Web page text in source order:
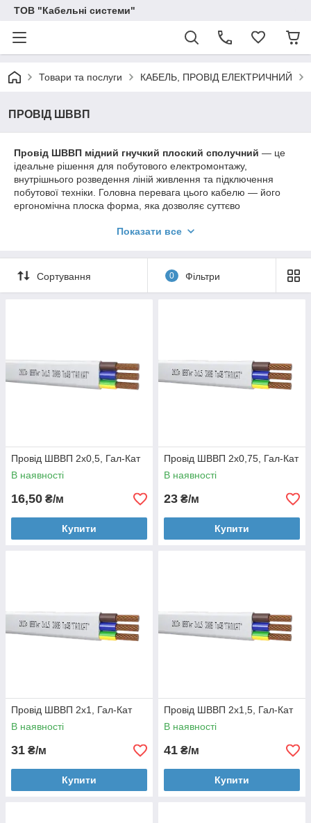
ТОВ "Кабельні системи"
Товари та послуги КАБЕЛЬ, ПРОВІД ЕЛЕКТРИЧНИЙ
ПРОВІД ШВВП
Провід ШВВП мідний гнучкий плоский сполучний — це
ідеальне рішення для побутового електромонтажу,
внутрішнього розведення ліній живлення та підключення
побутової техніки. Головна перевага цього кабелю — його
ергономічна плоска форма, яка дозволяє суттєво
стін під штукатурку, за гіпсокартоном, у плінтусах чи
згинання. Подвійна ізоляція з ПВХ-пластикату надійно
захищає багатожильні мідні стрижні від механічних впливів,
Показати все
Сортування 0 Фільтри
Провід ШВВП 2х0,5, Гал-Кат
В наявності
16,50 ₴/м
Купити
Провід ШВВП 2х0,75, Гал-Кат
В наявності
23 ₴/м
Купити
Провід ШВВП 2х1, Гал-Кат
В наявності
31 ₴/м
Купити
Провід ШВВП 2х1,5, Гал-Кат
В наявності
41 ₴/м
Купити